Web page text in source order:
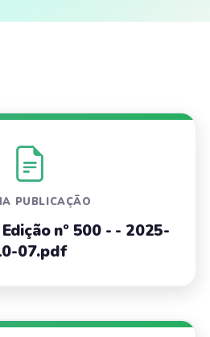
PUBLICAÇÃO
nº 500 - - 2025-
07.pdf